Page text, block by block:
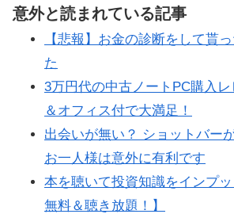
意外と読まれている記事
【悲報】お金の診断をして貰
た
3万円代の中古ノートPC購入
＆オフィス付で大満足！
出会いが無い？ ショットバー
お一人様は意外に有利です
本を聴いて投資知識をインプ
無料＆聴き放題！】